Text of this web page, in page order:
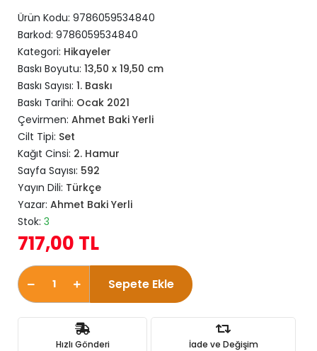
Ürün Kodu: 9786059534840
Barkod: 9786059534840
Kategori: Hikayeler
Baskı Boyutu: 13,50 x 19,50 cm
Baskı Sayısı: 1. Baskı
Baskı Tarihi: Ocak 2021
Çevirmen: Ahmet Baki Yerli
Cilt Tipi: Set
Kağıt Cinsi: 2. Hamur
Sayfa Sayısı: 592
Yayın Dili: Türkçe
Yazar: Ahmet Baki Yerli
Stok: 3
717,00 TL
Sepete Ekle
Hızlı Gönderi İade ve Değişim